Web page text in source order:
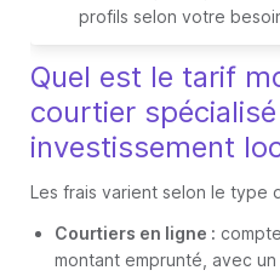
profils selon votre
Quel est le tarif
courtier
investissement
Les frais varient selon le type
Courtiers en ligne :
montant emprunté, avec